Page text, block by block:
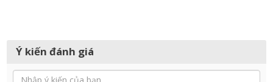
Ý kiến đánh giá